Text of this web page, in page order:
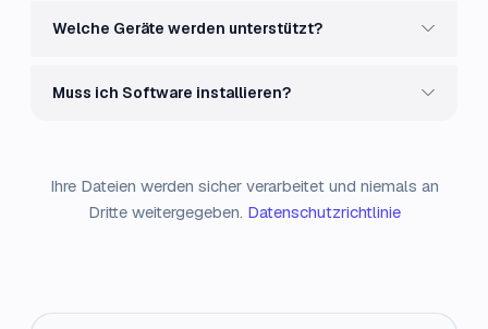
Welche Geräte werden unterstützt?
Muss ich Software installieren?
Ihre Dateien werden sicher verarbeitet und niemals an
Dritte weitergegeben. Datenschutzrichtlinie